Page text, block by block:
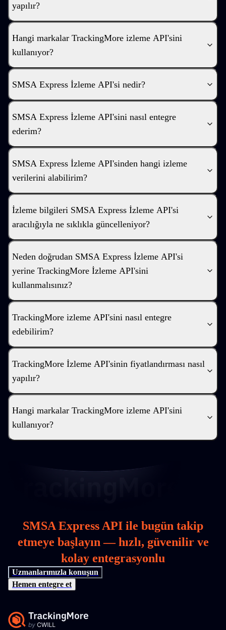
yapılır?
Hangi markalar TrackingMore izleme API'sini
kullanıyor?
SMSA Express İzleme API'si nedir?
SMSA Express İzleme API'sini nasıl entegre
ederim?
SMSA Express İzleme API'sinden hangi izleme
verilerini alabilirim?
İzleme bilgileri SMSA Express İzleme API'si
aracılığıyla ne sıklıkla güncelleniyor?
Neden doğrudan SMSA Express İzleme API'si
yerine TrackingMore İzleme API'sini
kullanmalısınız?
TrackingMore izleme API'sini nasıl entegre
edebilirim?
TrackingMore İzleme API'sinin fiyatlandırması nasıl
yapılır?
Hangi markalar TrackingMore izleme API'sini
kullanıyor?
SMSA Express API ile bugün takip
etmeye başlayın — hızlı, güvenilir ve
kolay entegrasyonlu
Uzmanlarımızla konuşun
Hemen entegre et